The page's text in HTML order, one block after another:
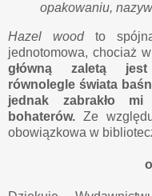
opakowaniu,
Hazel woodto
jednotomowa, chociaż
główną zaletą jest
równolegle świata
jednak zabrakło
bohaterów. Ze
obowiązkowa w